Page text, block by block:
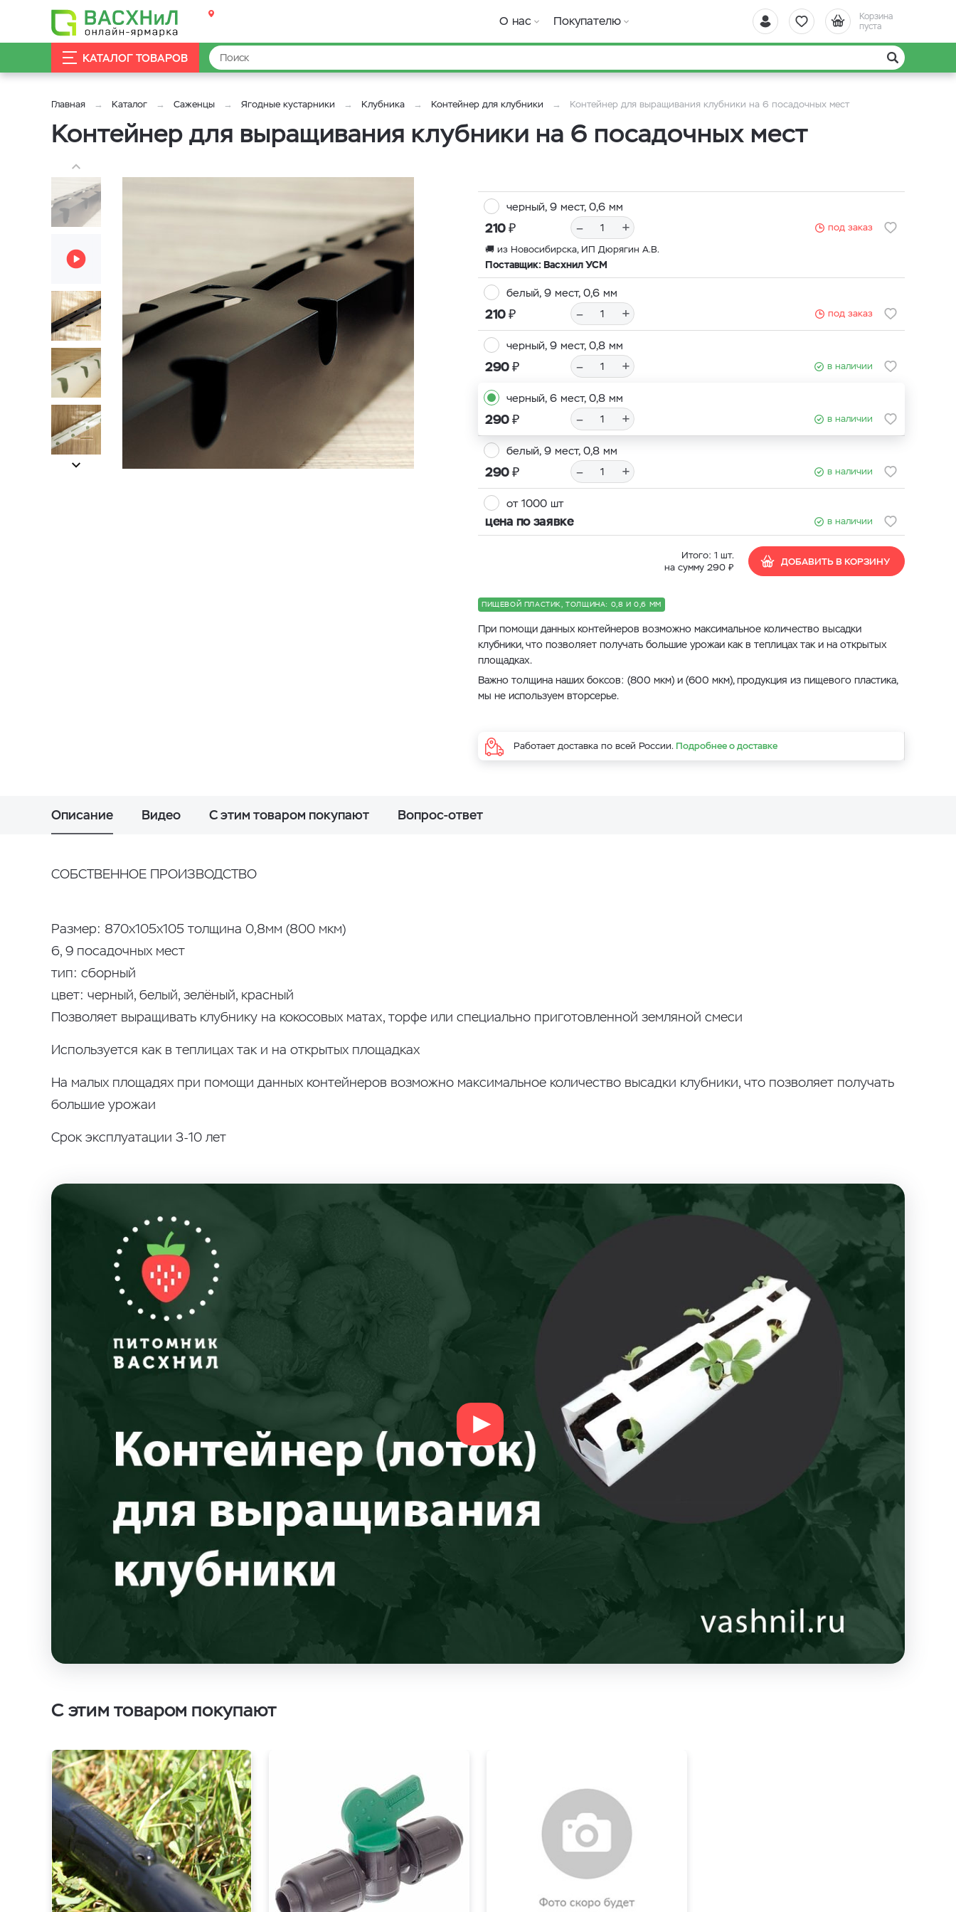
Корзина
пуста
О нас Покупателю
КАТАЛОГ ТОВАРОВ
Главная Каталог Саженцы Ягодные кустарники Клубника Контейнер для клубники Контейнер для выращивания клубники на 6 посадочных мест
Контейнер для выращивания клубники на 6 посадочных мест
черный, 9 мест, 0,6 мм
210₽ – +
под заказ
🚚 из Новосибирска, ИП Дюрягин А.В.
Поставщик: Васхнил УСМ
белый, 9 мест, 0,6 мм
210₽ – + под заказ
черный, 9 мест, 0,8 мм
290₽ – + в наличии
черный, 6 мест, 0,8 мм
290₽ – + в наличии
белый, 9 мест, 0,8 мм
290₽ – + в наличии
от 1000 шт
цена по заявке в наличии
Итого: 1 шт.
на сумму 290 ₽ ДОБАВИТЬ В КОРЗИНУ
ПИЩЕВОЙ ПЛАСТИК, ТОЛЩИНА: 0,8 И 0,6 ММ
При помощи данных контейнеров возможно максимальное количество высадки
клубники, что позволяет получать большие урожаи как в теплицах так и на открытых
площадках.
Важно толщина наших боксов: (800 мкм) и (600 мкм), продукция из пищевого пластика,
мы не используем вторсерье.
Работает доставка по всей России. Подробнее о доставке
Описание Видео С этим товаром покупают Вопрос-ответ
СОБСТВЕННОЕ ПРОИЗВОДСТВО ⠀
Размер: 870х105х105 толщина 0,8мм (800 мкм)
6, 9 посадочных мест
тип: сборный
цвет: черный, белый, зелёный, красный
Позволяет выращивать клубнику на кокосовых матах, торфе или специально приготовленной земляной смеси
Используется как в теплицах так и на открытых площадках
На малых площадях при помощи данных контейнеров возможно максимальное количество высадки клубники, что позволяет получать
большие урожаи
Срок эксплуатации 3-10 лет
С этим товаром покупают